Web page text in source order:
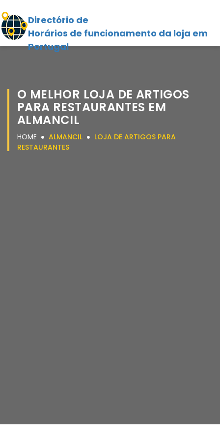
Directório de
Horários de funcionamento da loja em
Portugal
O MELHOR LOJA DE ARTIGOS
PARA RESTAURANTES EM
ALMANCIL
HOME ALMANCIL
LOJA DE ARTIGOS PARA
RESTAURANTES